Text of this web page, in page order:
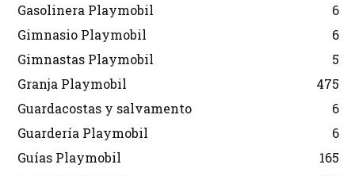
Gasolinera Playmobil
6
Gimnasio Playmobil
6
Gimnastas Playmobil
5
Granja Playmobil
475
Guardacostas y salvamento
6
Guardería Playmobil
6
Guías Playmobil
165